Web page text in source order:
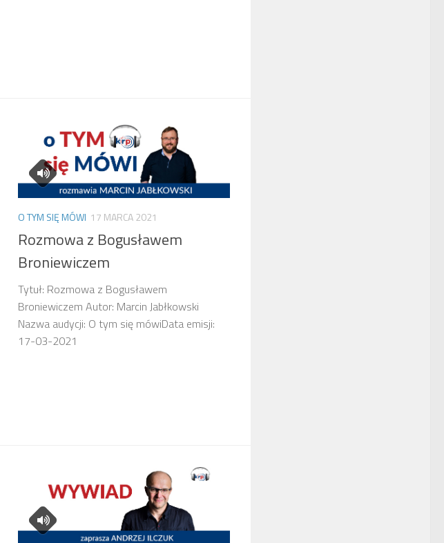
O TYM SIĘ MÓWI 17 MARCA 2021
Rozmowa z Bogusławem
Broniewiczem
Tytuł: Rozmowa z Bogusławem
Broniewiczem Autor: Marcin Jabłkowski
Nazwa audycji: O tym się mówiData emisji:
17-03-2021